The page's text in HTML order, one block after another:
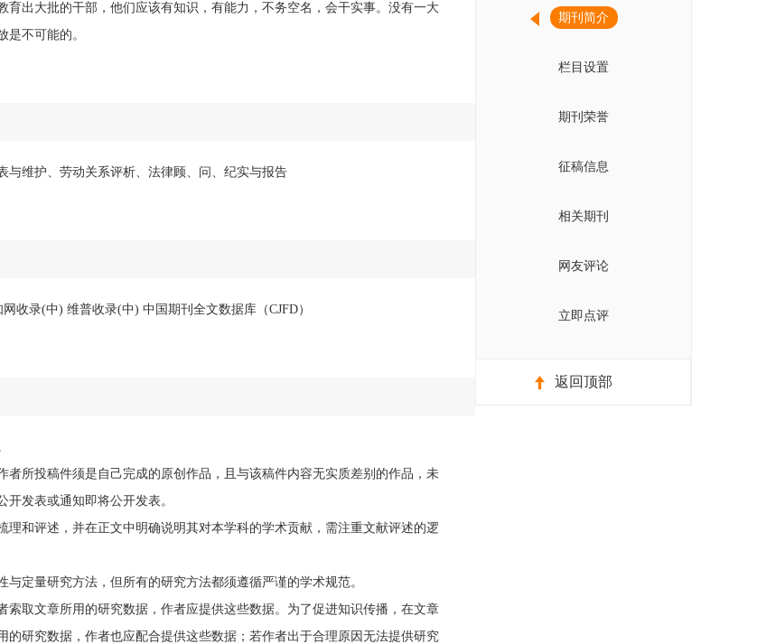
育出大批的干部，他们应该有知识，有能力，不务空名，会干实事。没有一大
是不可能的。
与维护、劳动关系评析、法律顾、问、纪实与报告
收录(中) 维普收录(中) 中国期刊全文数据库（CJFD）
者所投稿件须是自己完成的原创作品，且与该稿件内容无实质差别的作品，未
发表或通知即将公开发表。
理和评述，并在正文中明确说明其对本学科的学术贡献，需注重文献评述的逻
与定量研究方法，但所有的研究方法都须遵循严谨的学术规范。
索取文章所用的研究数据，作者应提供这些数据。为了促进知识传播，在文章
的研究数据，作者也应配合提供这些数据；若作者出于合理原因无法提供研究
期刊简介
栏目设置
期刊荣誉
征稿信息
相关期刊
网友评论
立即点评
返回顶部